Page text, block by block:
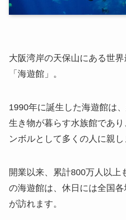
大阪湾岸の天保山にある世
「海遊館」。
1990年に誕生した海遊館は
生き物が暮らす水族館であ
ンボルとして多くの人に親し
開業以来、累計800万人以上
の海遊館は、休日には全国
が訪れます。